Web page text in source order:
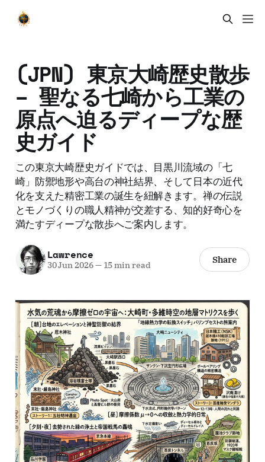
(JPN) 東京大崎歴史散歩
– 聖なる七崎から工業の
原点へ迫るディープな歴
史ガイド
この東京大崎歴史ガイドでは、目黒川流域の「七
崎」防禦地形や高台の神社結界、そして日本の近代
化を支えた精密工業の誕生を紐解きます。禅の伝説
とモノづくりの職人精神が交差する、知的好奇心を
満たすディープな散歩へご案内します。
Lawrence
30 Jun 2026—15 min read Share